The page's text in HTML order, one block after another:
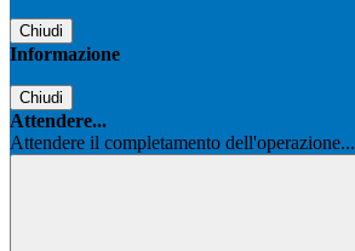
Chiudi
Informazione
Chiudi
Attendere...
Attendere il completamento dell'operazione...